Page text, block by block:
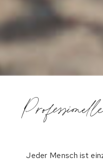
Jeder Mensch ist